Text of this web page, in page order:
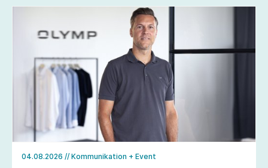
04.08.2026 // Kommunikation + Event